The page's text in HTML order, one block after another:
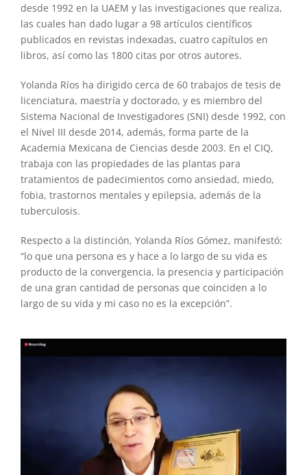
desde 1992 en la UAEM y las investigaciones que realiza,
las cuales han dado lugar a 98 artículos científicos
publicados en revistas indexadas, cuatro capítulos en
libros, así como las 1800 citas por otros autores.
Yolanda Ríos ha dirigido cerca de 60 trabajos de tesis de
licenciatura, maestría y doctorado, y es miembro del
Sistema Nacional de Investigadores (SNI) desde 1992, con
el Nivel III desde 2014, además, forma parte de la
Academia Mexicana de Ciencias desde 2003. En el CIQ,
trabaja con las propiedades de las plantas para
tratamientos de padecimientos como ansiedad, miedo,
fobia, trastornos mentales y epilepsia, además de la
tuberculosis.
Respecto a la distinción, Yolanda Ríos Gómez, manifestó:
“lo que una persona es y hace a lo largo de su vida es
producto de la convergencia, la presencia y participación
de una gran cantidad de personas que coinciden a lo
largo de su vida y mi caso no es la excepción”.